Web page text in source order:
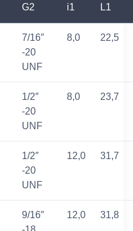
G2 i1 L1
7/16″
-20
UNF
8,0 22,5
1/2″
-20
UNF
8,0 23,7
1/2″
-20
UNF
12,0 31,7
9/16″
12,0 31,8